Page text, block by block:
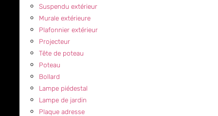
Suspendu extérieur
Murale extérieure
Plafonnier extérieur
Projecteur
Tête de poteau
Poteau
Bollard
Lampe piédestal
Lampe de jardin
Plaque adresse